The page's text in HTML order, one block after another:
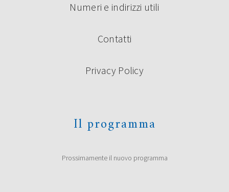
Numeri e indirizzi utili
Contatti
Privacy Policy
Il programma
Prossimamente il nuovo programma